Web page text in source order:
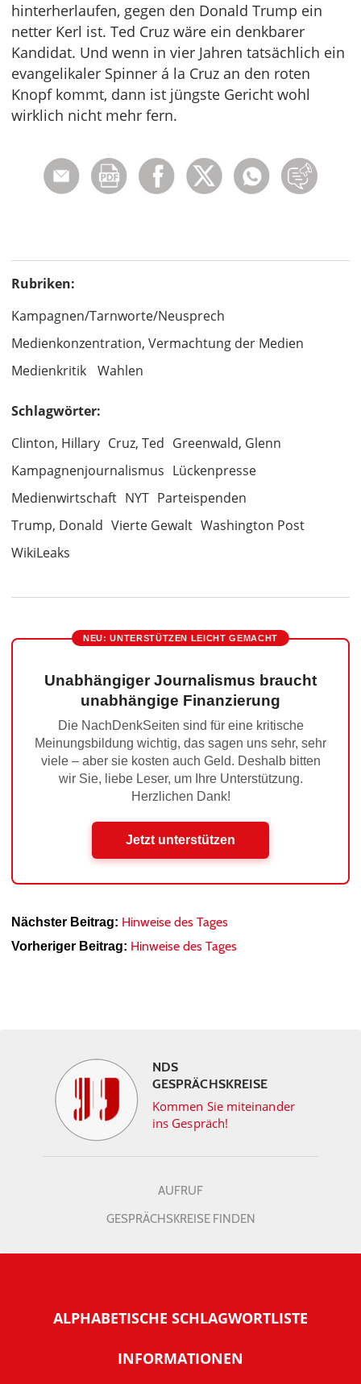
hinterherlaufen, gegen den Donald Trump ein
netter Kerl ist. Ted Cruz wäre ein denkbarer
Kandidat. Und wenn in vier Jahren tatsächlich ein
evangelikaler Spinner á la Cruz an den roten
Knopf kommt, dann ist jüngste Gericht wohl
wirklich nicht mehr fern.
Rubriken:
Kampagnen/Tarnworte/Neusprech
Medienkonzentration, Vermachtung der Medien
Medienkritik
Wahlen
Schlagwörter:
Clinton, Hillary Cruz, Ted Greenwald, Glenn
Kampagnenjournalismus Lückenpresse
Medienwirtschaft NYT Parteispenden
Trump, Donald Vierte Gewalt Washington Post
WikiLeaks
NEU: UNTERSTÜTZEN LEICHT GEMACHT
Unabhängiger Journalismus braucht
unabhängige Finanzierung
Die NachDenkSeiten sind für eine kritische
Meinungsbildung wichtig, das sagen uns sehr, sehr
viele – aber sie kosten auch Geld. Deshalb bitten
wir Sie, liebe Leser, um Ihre Unterstützung.
Herzlichen Dank!
Jetzt unterstützen
Nächster Beitrag: Hinweise des Tages
Vorheriger Beitrag: Hinweise des Tages
NDS
GESPRÄCHSKREISE
Kommen Sie miteinander
ins Gespräch!
AUFRUF
GESPRÄCHSKREISE FINDEN
ALPHABETISCHE SCHLAGWORTLISTE
INFORMATIONEN